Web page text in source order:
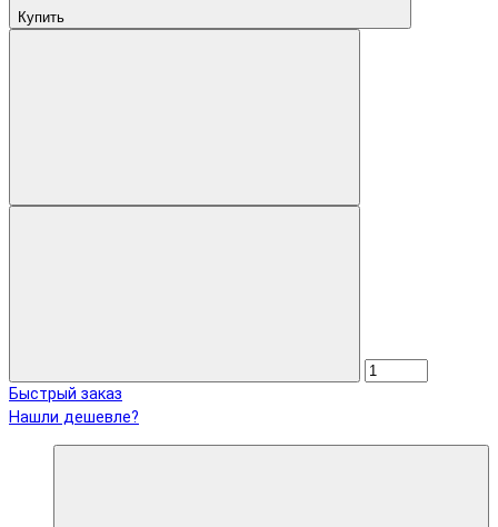
Купить
Быстрый заказ
Нашли дешевле?